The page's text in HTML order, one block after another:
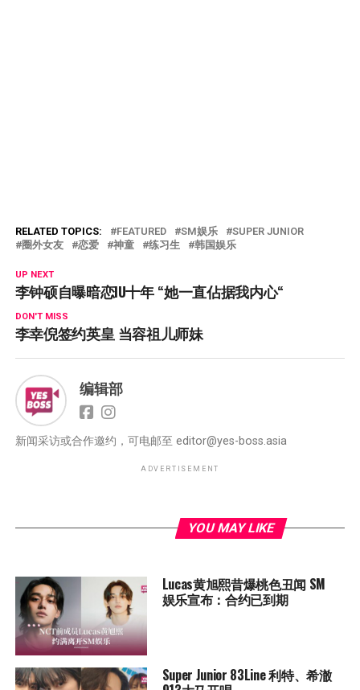
RELATED TOPICS: FEATURED SM娱乐
SUPER JUNIOR
圈外女友
恋爱 神童 练习生 韩国娱乐
UP NEXT
李钟硕自曝暗恋IU十年 “她一直佔据我内心“
DON'T MISS
李幸倪签约英皇 当容祖儿师妹
编辑部
新闻采访或合作邀约，可电邮至 editor@yes-boss.asia
ADVERTISEMENT
YOU MAY LIKE
Lucas黄旭熙昔爆桃色丑闻 SM
娱乐宣布：合约已到期
Super Junior 83Line 利特、希澈